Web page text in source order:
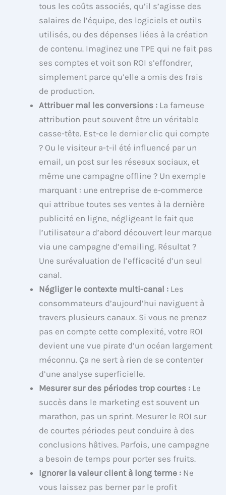
tous les coûts associés, qu’il s’agisse des
salaires de l’équipe, des logiciels et outils
utilisés, ou des dépenses liées à la création
de contenu. Imaginez une TPE qui ne fait pas
ses comptes et voit son ROI s’effondrer,
simplement parce qu’elle a omis des frais
de production.
Attribuer mal les conversions : La fameuse
attribution peut souvent être un véritable
casse-tête. Est-ce le dernier clic qui compte
? Ou le visiteur a-t-il été influencé par un
email, un post sur les réseaux sociaux, et
même une campagne offline ? Un exemple
marquant : une entreprise de e-commerce
qui attribue toutes ses ventes à la dernière
publicité en ligne, négligeant le fait que
l’utilisateur a d’abord découvert leur marque
via une campagne d’emailing. Résultat ?
Une surévaluation de l’efficacité d’un seul
canal.
Négliger le contexte multi-canal : Les
consommateurs d’aujourd’hui naviguent à
travers plusieurs canaux. Si vous ne prenez
pas en compte cette complexité, votre ROI
devient une vue pirate d’un océan largement
méconnu. Ça ne sert à rien de se contenter
d’une analyse superficielle.
Mesurer sur des périodes trop courtes : Le
succès dans le marketing est souvent un
marathon, pas un sprint. Mesurer le ROI sur
de courtes périodes peut conduire à des
conclusions hâtives. Parfois, une campagne
a besoin de temps pour porter ses fruits.
Ignorer la valeur client à long terme : Ne
vous laissez pas berner par le profit